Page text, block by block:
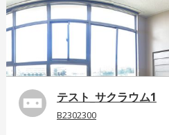
テスト_サクラウム1
B2302300